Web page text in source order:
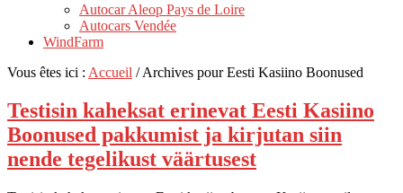
Autocar Aleop Pays de Loire
Autocars Vendée
WindFarm
Vous êtes ici : Accueil /Archives pour Eesti Kasiino Boonused
Testisin kaheksat erinevat Eesti Kasiino
Boonused pakkumist ja kirjutan siin
nende tegelikust väärtusest